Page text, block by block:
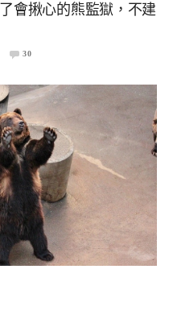
會揪心的熊監獄，不建
30